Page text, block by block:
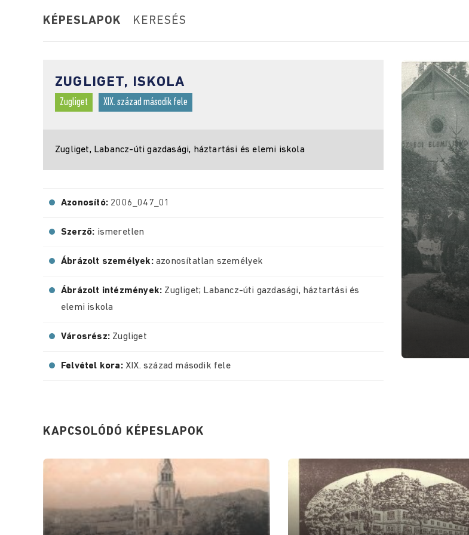
KÉPESLAPOK KERESÉS
ZUGLIGET, ISKOLA
Zugliget XIX. század második fele
Zugliget, Labancz-úti gazdasági, háztartási és elemi iskola
Azonosító: 2006_047_01
Szerző: ismeretlen
Ábrázolt személyek: azonosítatlan személyek
Ábrázolt intézmények: Zugliget; Labancz-úti gazdasági, háztartási és
elemi iskola
Városrész: Zugliget
Felvétel kora: XIX. század második fele
KAPCSOLÓDÓ KÉPESLAPOK